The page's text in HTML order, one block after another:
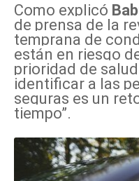
Como explicó
de prensa de la
temprana de
están en riesgo
prioridad de
identificar a las
seguras es un
tiempo”.